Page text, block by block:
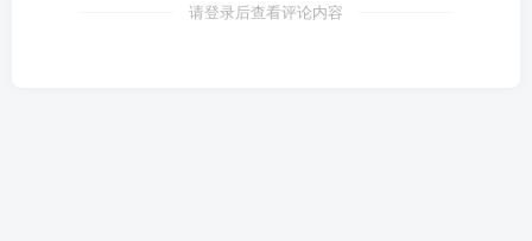
请登录后查看评论内容